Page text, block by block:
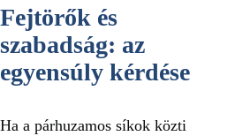
Fejtörők és
szabadság: az
egyensúly kérdése
Ha a párhuzamos síkok közti